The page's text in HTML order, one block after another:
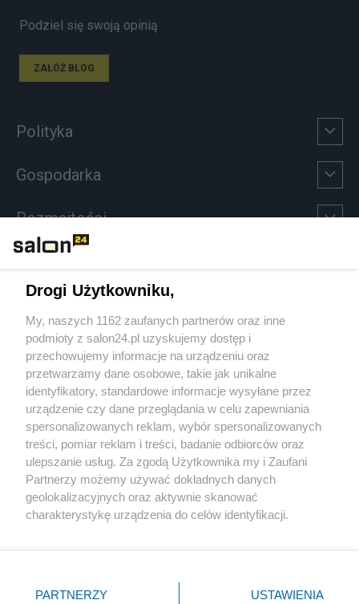
Podziel się swoją opinią
ZAŁÓŻ BLOG
Polityka
Gospodarka
Rozmaitości
Sport
Społeczeństwo
Kultura
X Facebook Instagram Youtube
Drogi Użytkowniku,
My, naszych 1162 zaufanych partnerów oraz inne
podmioty z salon24.pl uzyskujemy dostęp i
przechowujemy informacje na urządzeniu oraz
przetwarzamy dane osobowe, takie jak unikalne
identyfikatory, standardowe informacje wysyłane przez
urządzenie czy dane przeglądania w celu zapewniania
spersonalizowanych reklam, wybór spersonalizowanych
treści, pomiar reklam i treści, badanie odbiorców oraz
ulepszanie usług. Za zgodą Użytkownika my i Zaufani
Partnerzy możemy używać dokładnych danych
geolokalizacyjnych oraz aktywnie skanować
charakterystykę urządzenia do celów identyfikacji.
zmienić/wycofać klikając przycisk ustawień prywatności
PARTNERZY USTAWIENIA